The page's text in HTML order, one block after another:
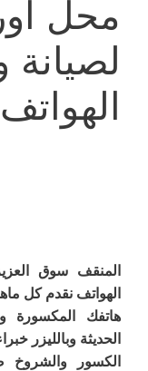
محل
لصيانة
الهواتف
المنقف سوق
الهواتف نقدم كل
هاتفك المكسورة
الحديثة وبالليزر
الكسور والشروخ